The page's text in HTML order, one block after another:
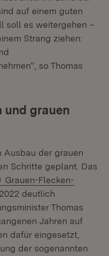
auf einem guten
soll es weitergehen –
Strang ziehen:
so Thomas
und grauen
Ausbau der grauen
Schritte geplant. Das
Extern:
Grauen-Flecken-
deutlich
Thomas
Jahren auf
dafür eingesetzt,
der sogenannten